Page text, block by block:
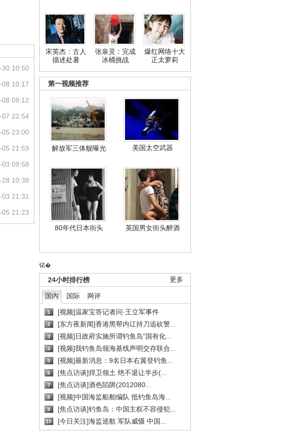
宋英杰：古人
描述处暑
张泉灵：完成
冰桶挑战
爆红网络十大
正太萝莉
第一视频推荐
解放军三体舰曝光 美国太空武器
80年代日本街头 英国男女街头醉酒
锘�
更多
24小时排行榜
国内 国际 网评
1 [视频]温家宝答记者问·王立军事件
2 [东方夜新闻]香港黑帮内讧持刀追砍警...
3 [视频]日政府实施所谓钓鱼岛“国有化...
4 [视频]我钓鱼岛领海基线声明交存联合...
5 [视频]最新消息：9名日本右翼登钓鱼...
6 [焦点访谈]捍卫领土 绝不退让半步(...
7 [焦点访谈]酒色陷阱(2012080...
8 [视频]中国海监船舶编队 抵钓鱼岛海...
9 [焦点访谈]钓鱼岛：中国主权不容侵犯...
10 [今日关注]海监巡航 军队威慑 中国...
30 10:50
08 10:17
08 08:12
07 22:54
05 23:00
05 21:59
03 09:58
28 10:38
21:31
05 21:23